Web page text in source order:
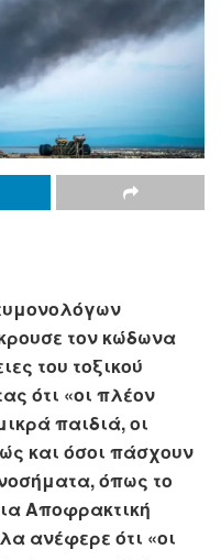
τον κώδωνα
του τοξικού
ότι «οι πλέον
παιδιά, οι
και όσοι πάσχουν
όπως το
Αποφρακτική
ανέφερε ότι «οι